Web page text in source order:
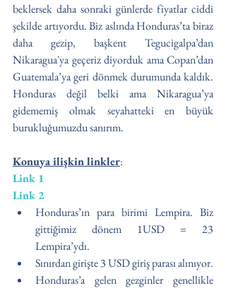
beklersek daha sonraki günlerde fiyatlar ciddi
şekilde artıyordu. Biz aslında Honduras’ta biraz
daha gezip, başkent Tegucigalpa’dan
Nikaragua'ya geçeriz diyorduk ama Copan’dan
Guatemala’ya geri dönmek durumunda kaldık.
Honduras değil belki ama Nikaragua’ya
gidememiş olmak seyahatteki en büyük
burukluğumuzdu sanırım.
Konuya ilişkin linkler:
Link 1
Link 2
Honduras’ın para birimi Lempira. Biz
gittiğimiz dönem 1USD = 23
Lempira’ydı.
Honduras’a gelen gezginler genellikle